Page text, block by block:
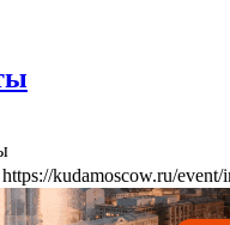
https://kudamoscow.ru/